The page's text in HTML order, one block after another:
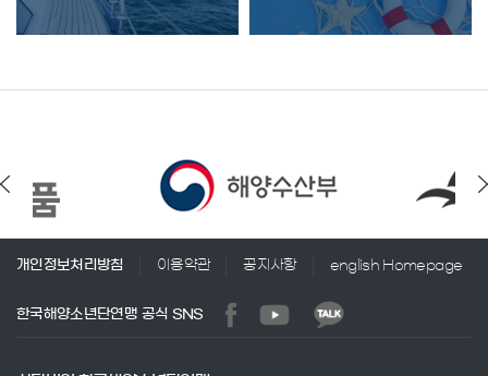
개인정보처리방침 이용약관 공지사항 english Homepage
한국해양소년단연맹 공식 SNS